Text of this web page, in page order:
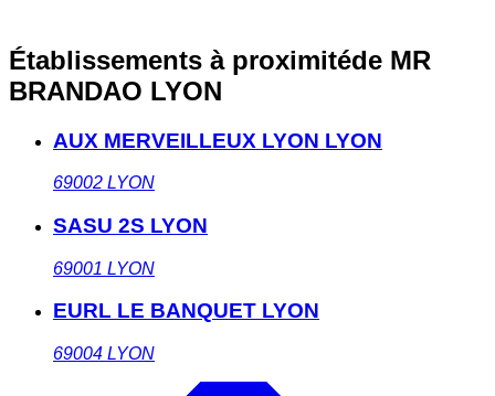
Établissements à proximitéde MR
BRANDAO LYON
AUX MERVEILLEUX LYON LYON
69002 LYON
SASU 2S LYON
69001 LYON
EURL LE BANQUET LYON
69004 LYON